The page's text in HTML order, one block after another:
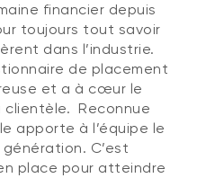
financier depuis
toujours tout savoir
dans l’industrie.
de placement
et a à cœur le
clientèle. Reconnue
apporte à l’équipe le
génération. C’est
place pour atteindre